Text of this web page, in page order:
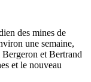
des mines de
une semaine,
et Bertrand
et le nouveau